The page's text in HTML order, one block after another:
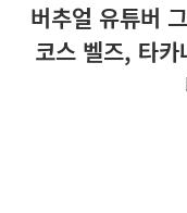
버추얼 유튜버
코스 벨즈, 타